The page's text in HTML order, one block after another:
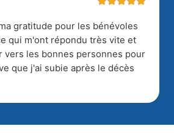
gratitude pour les bénévoles
qui m'ont répondu très vite et
vers les bonnes personnes pour
que j'ai subie après le décès